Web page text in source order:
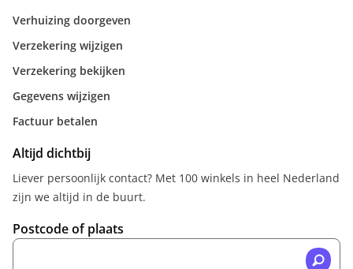
Verhuizing doorgeven
Verzekering wijzigen
Verzekering bekijken
Gegevens wijzigen
Factuur betalen
Altijd dichtbij
Liever persoonlijk contact? Met 100 winkels in heel Nederland
zijn we altijd in de buurt.
Postcode of plaats